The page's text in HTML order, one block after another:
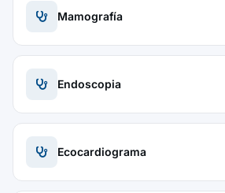
Mamografía
Endoscopia
Ecocardiograma